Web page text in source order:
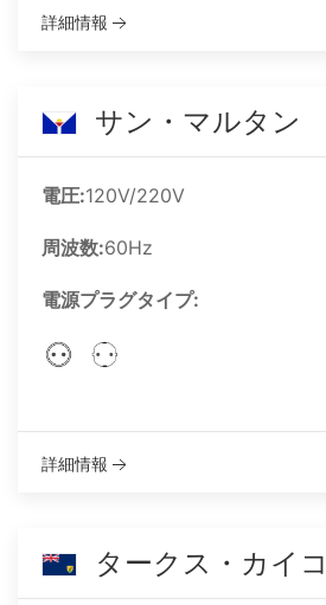
詳細情報
サン・マルタン
電圧:120V/220V
周波数:60Hz
電源プラグタイプ:
詳細情報
タークス・カイ